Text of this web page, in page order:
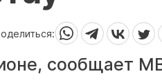
сообщает